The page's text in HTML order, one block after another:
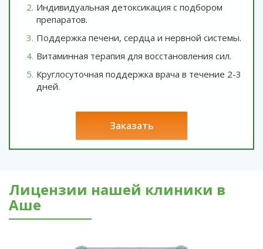
Индивидуальная детоксикация с подбором
препаратов.
Поддержка печени, сердца и нервной системы.
Витаминная терапия для восстановления сил.
Круглосуточная поддержка врача в течение 2-3
дней.
заказать
Лицензии нашей клиники в
Аше